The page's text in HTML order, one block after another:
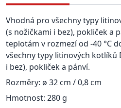
Vhodná pro všechny typy
(s nožičkami i bez), pokliček a
teplotám v rozmezí od -40 °C
všechny typy litinových kotlíků
i bez), pokliček a pánví.
Rozměry: ø 32 cm / 0,8 cm
Hmotnost: 280 g